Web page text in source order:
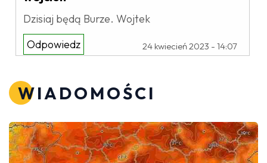
Dzisiaj będą Burze. Wojtek
24 kwiecień 2023 - 14:07
Odpowiedz
WIADOMOŚCI